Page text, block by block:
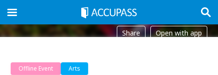
Share Open with app
Offline Event Arts